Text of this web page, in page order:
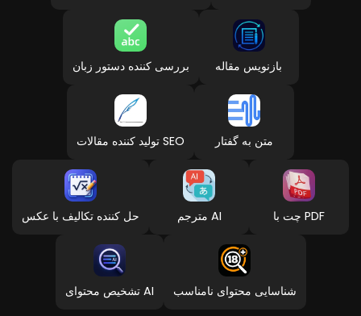
بررسی کننده دستور زبان بازنویس مقاله
تولید کننده مقالات SEO متن به گفتار
حل کننده تکالیف با عکس مترجم AI چت با PDF
تشخیص محتوای AI شناسایی محتوای نامناسب